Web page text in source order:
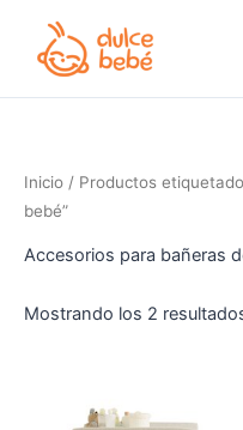
contenido
Inicio / Productos
bebé”
Accesorios para bañeras
Mostrando los 2